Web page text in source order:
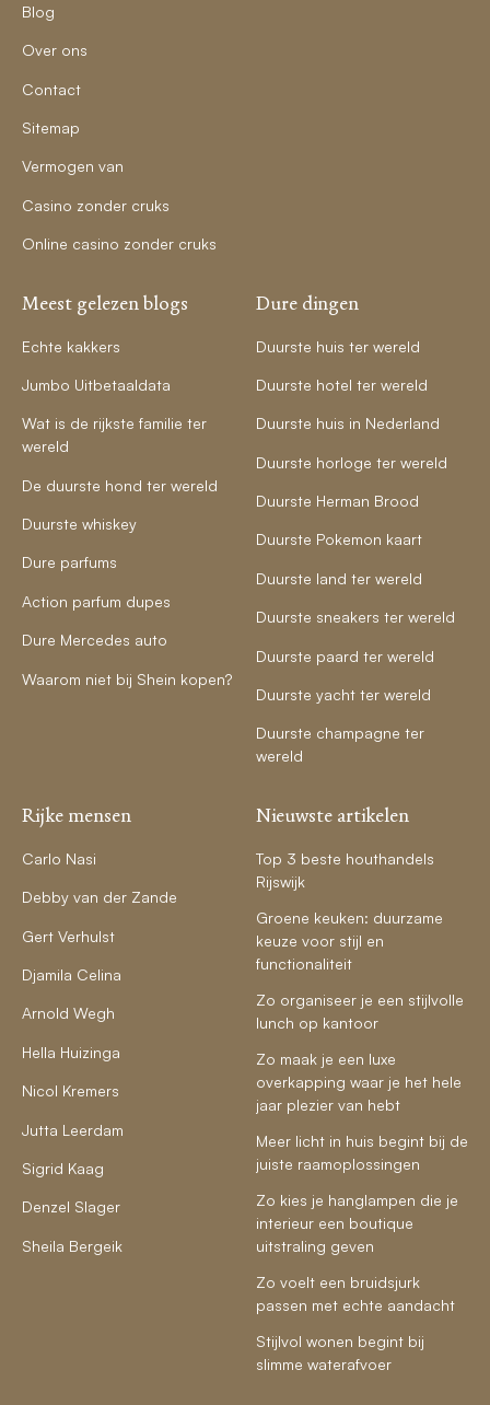
Blog
Over ons
Contact
Sitemap
Vermogen van
Casino zonder cruks
Online casino zonder cruks
Meest gelezen blogs
Echte kakkers
Jumbo Uitbetaaldata
Wat is de rijkste familie ter
wereld
De duurste hond ter wereld
Duurste whiskey
Dure parfums
Action parfum dupes
Dure Mercedes auto
Waarom niet bij Shein kopen?
Dure dingen
Duurste huis ter wereld
Duurste hotel ter wereld
Duurste huis in Nederland
Duurste horloge ter wereld
Duurste Herman Brood
Duurste Pokemon kaart
Duurste land ter wereld
Duurste sneakers ter wereld
Duurste paard ter wereld
Duurste yacht ter wereld
Duurste champagne ter
wereld
Rijke mensen
Carlo Nasi
Debby van der Zande
Gert Verhulst
Djamila Celina
Arnold Wegh
Hella Huizinga
Nicol Kremers
Jutta Leerdam
Sigrid Kaag
Denzel Slager
Sheila Bergeik
Nieuwste artikelen
Top 3 beste houthandels
Rijswijk
Groene keuken: duurzame
keuze voor stijl en
functionaliteit
Zo organiseer je een stijlvolle
lunch op kantoor
Zo maak je een luxe
overkapping waar je het hele
jaar plezier van hebt
Meer licht in huis begint bij de
juiste raamoplossingen
Zo kies je hanglampen die je
interieur een boutique
uitstraling geven
Zo voelt een bruidsjurk
passen met echte aandacht
Stijlvol wonen begint bij
slimme waterafvoer